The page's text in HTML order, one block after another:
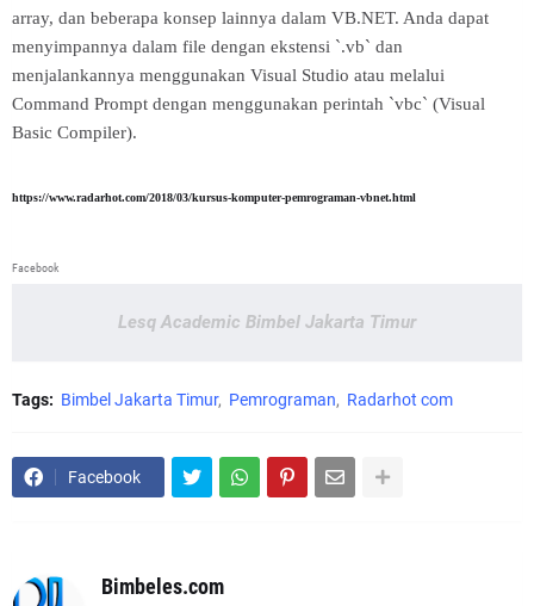
array, dan beberapa konsep lainnya dalam VB.NET. Anda dapat
menyimpannya dalam file dengan ekstensi `.vb` dan
menjalankannya menggunakan Visual Studio atau melalui
Command Prompt dengan menggunakan perintah `vbc` (Visual
Basic Compiler).
https://www.radarhot.com/2018/03/kursus-komputer-pemrograman-vbnet.html
Facebook
Lesq Academic Bimbel Jakarta Timur
Tags: Bimbel Jakarta Timur Pemrograman Radarhot com
Facebook
Bimbeles.com